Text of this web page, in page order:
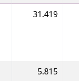
31.419
5.815